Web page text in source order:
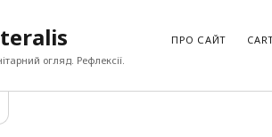
огляд. Рефлексії.
ПРО САЙТ